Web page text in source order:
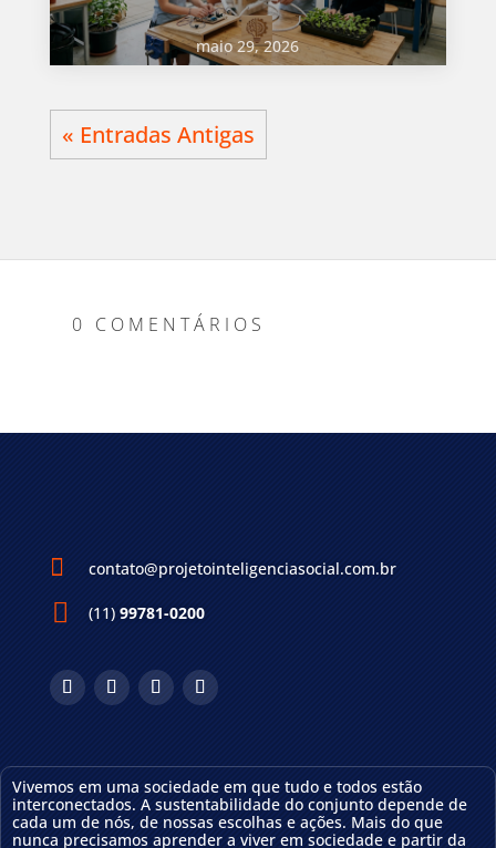
maio 29, 2026
« Entradas Antigas
0 COMENTÁRIOS
 contato@projetointeligenciasocial.com.br
(11) 99781-0200
Vivemos em uma sociedade em que tudo e todos estão
interconectados. A sustentabilidade do conjunto depende de
cada um de nós, de nossas escolhas e ações. Mais do que
nunca precisamos aprender a viver em sociedade e partir da